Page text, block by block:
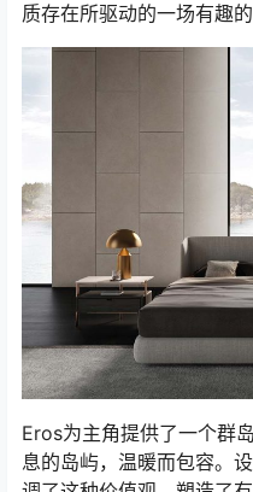
质存在所驱动的一场有趣的
Eros为主角提供了一个群
息的岛屿，温暖而包容。